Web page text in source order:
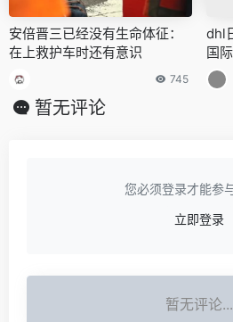
安倍晋三已经没有生命体征：
在上救护车时还有意识
745
dhl
国
暂无评论
您必须登录才能参
立即登录
暂无评论...